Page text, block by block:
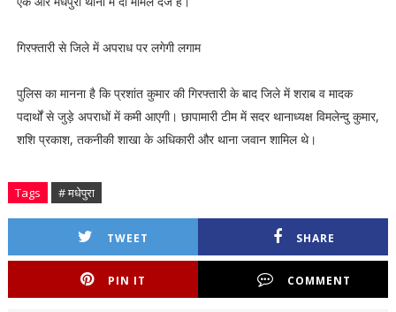
गिरफ्तारी से जिले में अपराध पर लगेगी लगाम
पुलिस का मानना है कि प्रशांत कुमार की गिरफ्तारी के बाद जिले में शराब व मादक
पदार्थों से जुड़े अपराधों में कमी आएगी। छापामारी टीम में सदर थानाध्यक्ष विमलेन्दु कुमार,
शशि प्रकाश, तकनीकी शाखा के अधिकारी और थाना जवान शामिल थे।
Tags # मधेपुरा
TWEET SHARE
PIN IT COMMENT